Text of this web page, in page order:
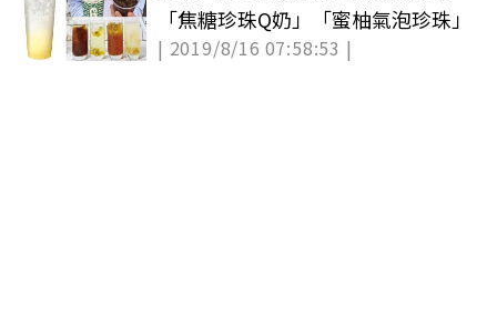
「焦糖珍珠Q奶」「蜜柚氣泡珍珠」
| 2019/8/16 07:58:53 |